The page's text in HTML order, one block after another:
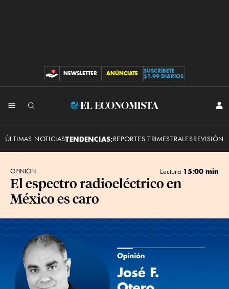
CONTRIBUCIONES
NEWSLETTER ANÚNCIATE
SUSCRÍBETE
$1.99 DIARIOS
El
ÚLTIMAS NOTICIASTENDENCIAS:REPORTES TRIMESTRALESREVISIÓN
OPINIÓN Lectura 15:00 min
El espectro radioeléctrico en
México es caro